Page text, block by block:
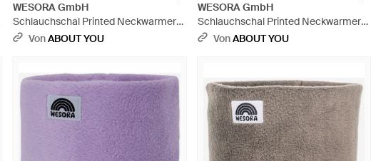
WESORA GmbH
Schlauchschal Printed Neckwarmer
Fleece Uv-Schutz - Weiß
VonABOUT YOU
WESORA GmbH
Schlauchschal Printed Neckwarmer
Fleece Uv-Schutz - Weiß
VonABOUT YOU